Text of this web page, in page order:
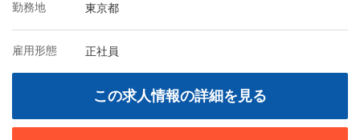
勤務地 東京都
雇用形態 正社員
この求人情報の詳細を見る